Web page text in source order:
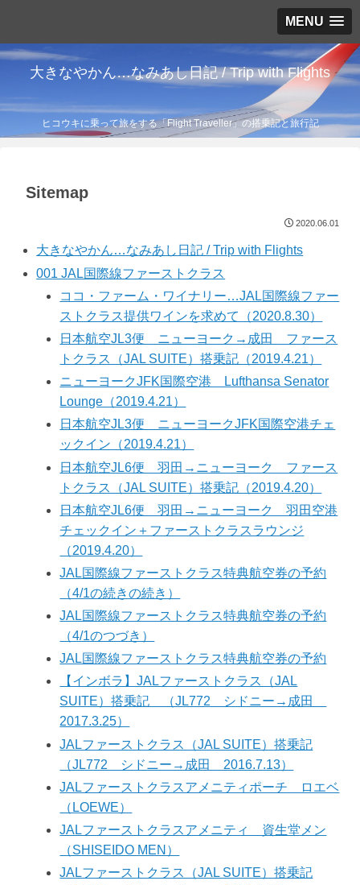
MENU
大きなやかん…なみあし日記 / Trip with Flights
ヒコウキに乗って旅をする「Flight Traveller」の搭乗記と旅行記
Sitemap
2020.06.01
大きなやかん…なみあし日記 / Trip with Flights
001 JAL国際線ファーストクラス
ココ・ファーム・ワイナリー…JAL国際線ファー
ストクラス提供ワインを求めて（2020.8.30）
日本航空JL3便 ニューヨーク→成田 ファース
トクラス（JAL SUITE）搭乗記（2019.4.21）
ニューヨークJFK国際空港 Lufthansa Senator
Lounge（2019.4.21）
日本航空JL3便 ニューヨークJFK国際空港チェ
ックイン（2019.4.21）
日本航空JL6便 羽田→ニューヨーク ファース
トクラス（JAL SUITE）搭乗記（2019.4.20）
日本航空JL6便 羽田→ニューヨーク 羽田空港
チェックイン＋ファーストクラスラウンジ
（2019.4.20）
JAL国際線ファーストクラス特典航空券の予約
（4/1の続きの続き）
JAL国際線ファーストクラス特典航空券の予約
（4/1のつづき）
JAL国際線ファーストクラス特典航空券の予約
【インボラ】JALファーストクラス（JAL
SUITE）搭乗記 （JL772 シドニー→成田
2017.3.25）
JALファーストクラス（JAL SUITE）搭乗記
（JL772 シドニー→成田 2016.7.13）
JALファーストクラスアメニティポーチ ロエベ
（LOEWE）
JALファーストクラスアメニティ 資生堂メン
（SHISEIDO MEN）
JALファーストクラス（JAL SUITE）搭乗記